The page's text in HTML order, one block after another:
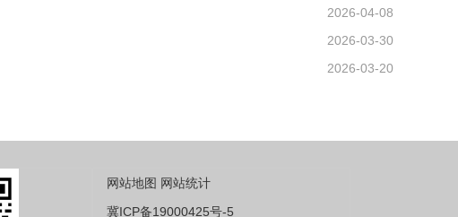
2026-04-08
2026-03-30
2026-03-20
网站地图 网站统计
冀ICP备19000425号-5